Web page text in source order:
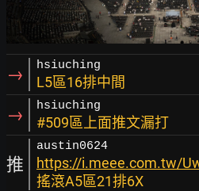
→ hsiuching
L5區16排中間
→ hsiuching
#509區上面推文漏打
推
austin0624
https://i.meee.com.tw/
搖滾A5區21排6X